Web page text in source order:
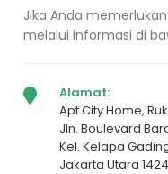
Jika Anda
melalui informasi di
Alamat:
Apt City Home,
Jln. Boulevard
Kel. Kelapa
Jakarta Utara